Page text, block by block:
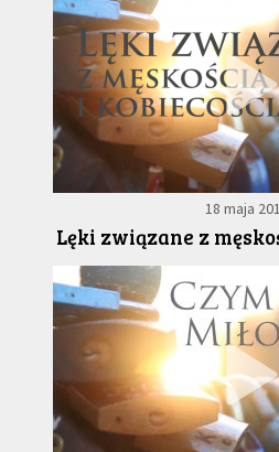
18 maja
Lęki związane z